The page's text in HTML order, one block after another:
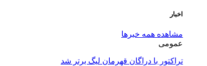
اخبار
مشاهده همه خبرها
عمومی
تراکتور با دراگان قهرمان لیگ برتر شد